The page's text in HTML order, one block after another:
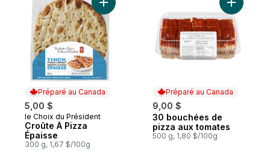
Préparé au Canada
5,00 $
Préparé au Canada
le Choix du Président
Croûte À Pizza
Épaisse
300 g, 1,67 $/100g
Ajouter Croûte À Pizza Épaisse au panier
Préparé au Canada
9,00 $
Préparé au Canada
30 bouchées de
pizza aux tomates
500 g, 1,80 $/100g
Ajouter